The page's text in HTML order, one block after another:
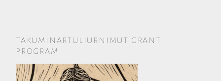
TAKUMINARTULIURNIMUT GRANT
PROGRAM